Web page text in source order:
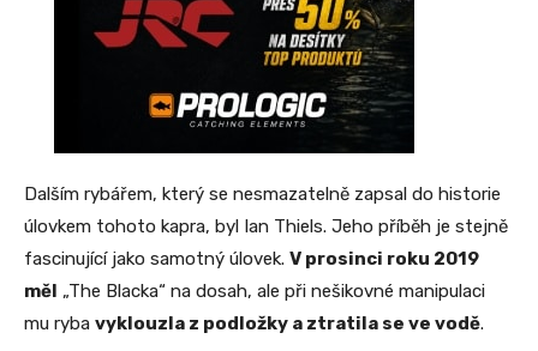
Dalším rybářem, který se nesmazatelně zapsal do historie
úlovkem tohoto kapra, byl Ian Thiels. Jeho příběh je stejně
fascinující jako samotný úlovek. V prosinci roku 2019
měl „The Blacka“ na dosah, ale při nešikovné manipulaci
mu ryba vyklouzla z podložky a ztratila se ve vodě.